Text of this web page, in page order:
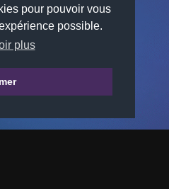
pour pouvoir vous
possible.
plus